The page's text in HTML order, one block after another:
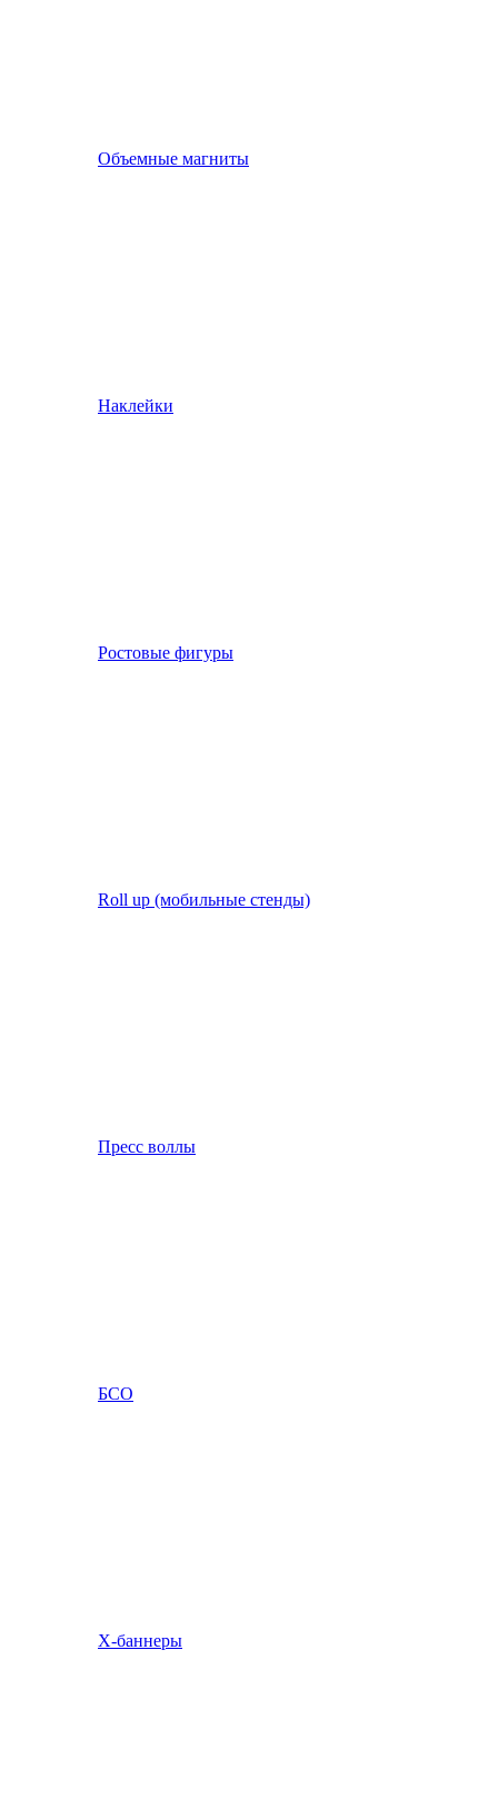
Объемные магниты
Наклейки
Ростовые фигуры
Roll up (мобильные стенды)
Пресс воллы
БСО
Х-баннеры